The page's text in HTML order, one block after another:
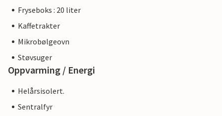
Fryseboks : 20 liter
Kaffetrakter
Mikrobølgeovn
Støvsuger
Oppvarming / Energi
Helårsisolert.
Sentralfyr